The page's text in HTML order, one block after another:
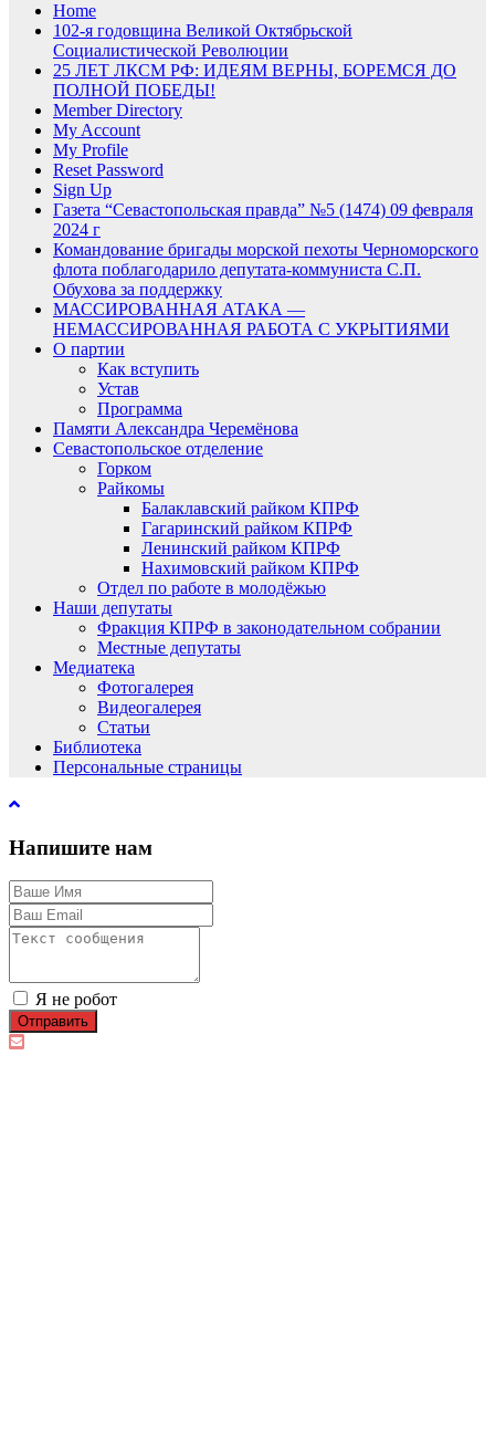
Home
102-я годовщина Великой Октябрьской
Социалистической Революции
25 ЛЕТ ЛКСМ РФ: ИДЕЯМ ВЕРНЫ, БОРЕМСЯ ДО
ПОЛНОЙ ПОБЕДЫ!
Member Directory
My Account
My Profile
Reset Password
Sign Up
Газета “Севастопольская правда” №5 (1474) 09 февраля
2024 г
Командование бригады морской пехоты Черноморского
флота поблагодарило депутата-коммуниста С.П.
Обухова за поддержку
МАССИРОВАННАЯ АТАКА —
НЕМАССИРОВАННАЯ РАБОТА С УКРЫТИЯМИ
О партии
Как вступить
Устав
Программа
Памяти Александра Черемёнова
Севастопольское отделение
Горком
Райкомы
Балаклавский райком КПРФ
Гагаринский райком КПРФ
Ленинский райком КПРФ
Нахимовский райком КПРФ
Отдел по работе в молодёжью
Наши депутаты
Фракция КПРФ в законодательном собрании
Местные депутаты
Медиатека
Фотогалерея
Видеогалерея
Статьи
Библиотека
Персональные страницы
Напишите нам
Я не робот
Отправить